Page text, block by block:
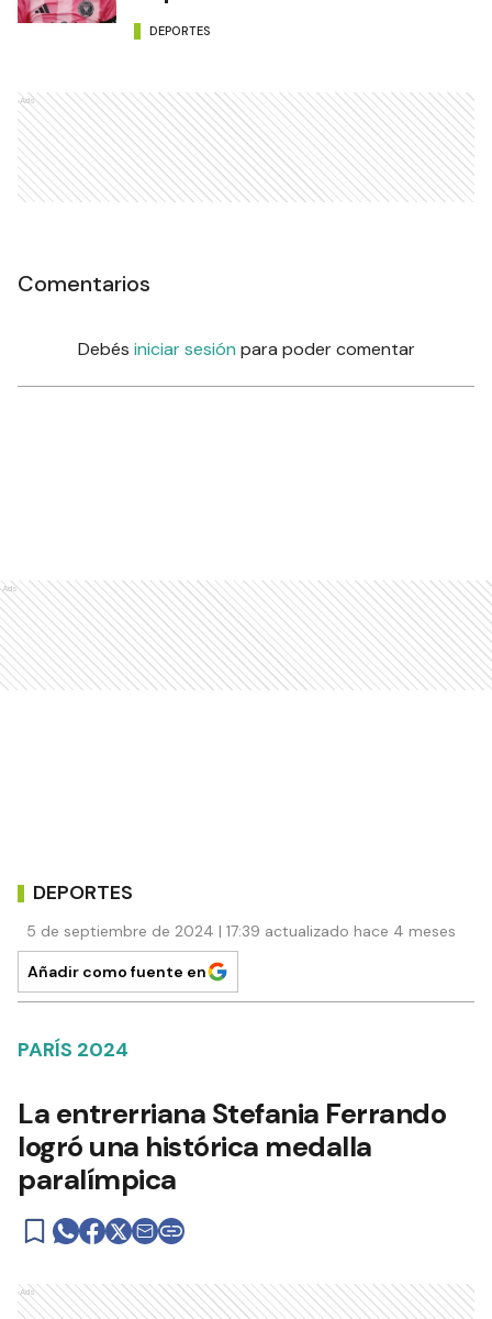
DEPORTES
Ads
Comentarios
Debés iniciar sesión para poder comentar
Ads
DEPORTES
5 de septiembre de 2024 | 17:39 actualizado hace 4 meses
Añadir como fuente en
PARÍS 2024
La entrerriana Stefania Ferrando
logró una histórica medalla
paralímpica
Ads